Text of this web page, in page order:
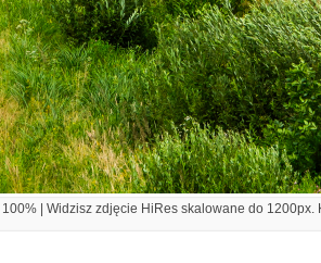
| Widzisz zdjęcie HiRes skalowane do